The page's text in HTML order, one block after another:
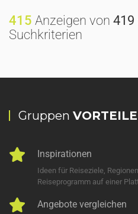
415 Anzeigen von 419
Suchkriterien
Gruppen VORTEILE
Inspirationen
Ideen für Reiseziele,
Reiseprogramm auf einer
Angebote vergleichen